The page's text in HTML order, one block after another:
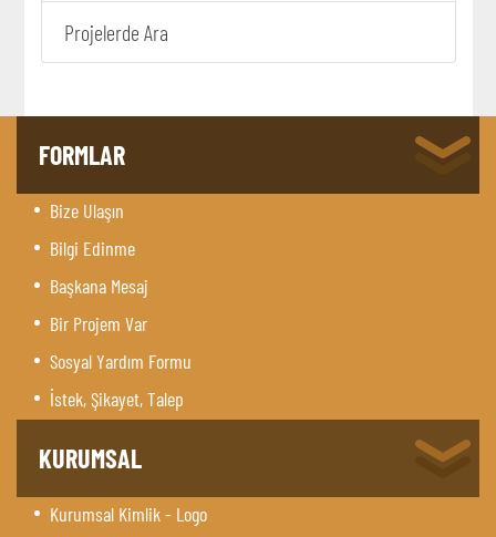
Projelerde Ara
FORMLAR
Bize Ulaşın
Bilgi Edinme
Başkana Mesaj
Bir Projem Var
Sosyal Yardım Formu
İstek, Şikayet, Talep
KURUMSAL
Kurumsal Kimlik - Logo